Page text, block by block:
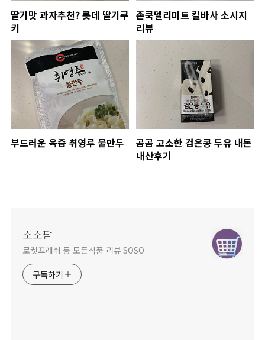
딸기맛 과자추천? 롯데 딸기쿠
키
존쿡델리미트 킬바사 소시지
리뷰
부드러운 육즙 취영루 물만두
곰곰 고소한 검은콩 두유 내돈
내산후기
소소팜
로켓프레쉬 등 모든식품 리뷰 SOSO
구독하기